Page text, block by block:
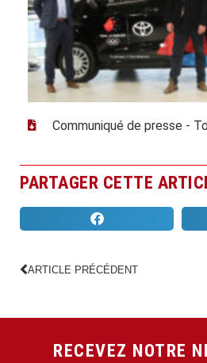
Communiqué de presse -
PARTAGER CETTE
ARTICLE PRÉCÉDENT
RECEVEZ NOTRE